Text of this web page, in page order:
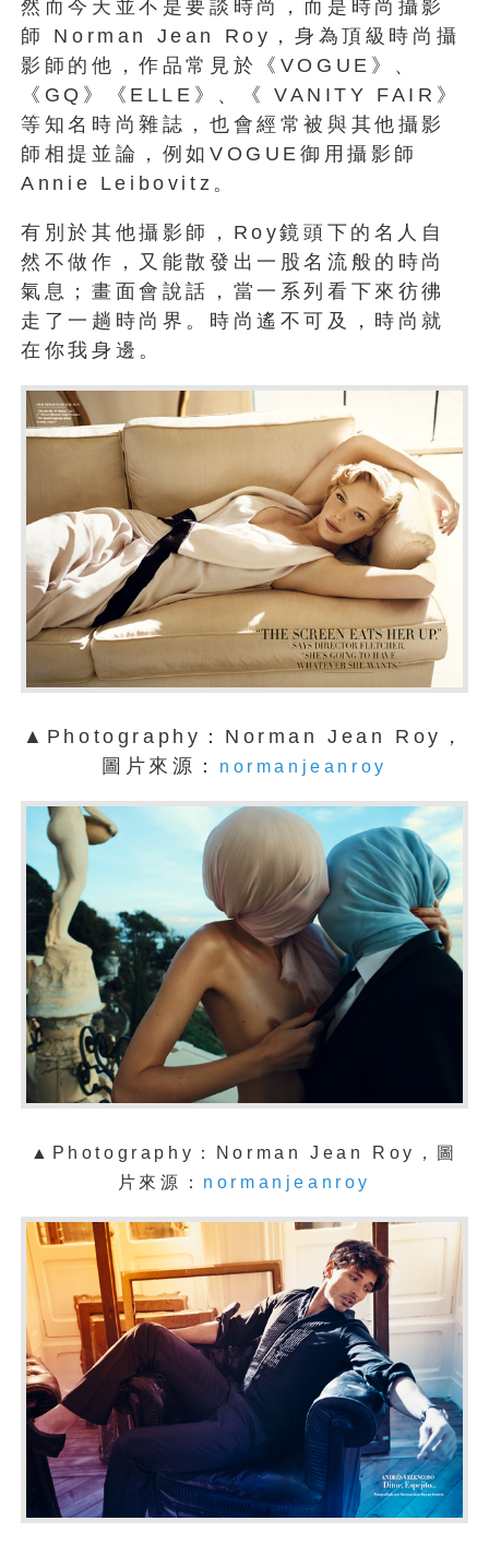
然而今天並不是要談時尚，而是時尚攝影
師 Norman Jean Roy，身為頂級時尚攝
影師的他，作品常見於《VOGUE》、
《GQ》《ELLE》、《 VANITY FAIR》
等知名時尚雜誌，也會經常被與其他攝影
師相提並論，例如VOGUE御用攝影師
Annie Leibovitz。
有別於其他攝影師，Roy鏡頭下的名人自
然不做作，又能散發出一股名流般的時尚
氣息；畫面會說話，當一系列看下來彷彿
走了一趟時尚界。時尚遙不可及，時尚就
在你我身邊。
▲Photography：Norman Jean Roy，
圖片來源：
normanjeanroy
▲Photography：Norman Jean Roy，圖
片來源： normanjeanroy